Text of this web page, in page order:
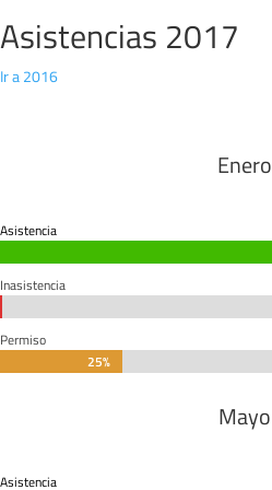
Asistencias 2017
Ir a 2016
Enero
Asistencia
Inasistencia
Permiso
25%
25%
Mayo
Asistencia